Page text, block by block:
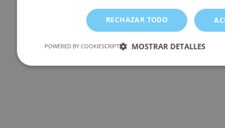
RECHAZAR TODO
MOSTRAR DETALLES
POWERED BY COOKIESCRIPT